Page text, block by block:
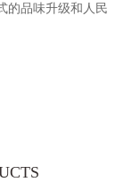
的品味升级和人民